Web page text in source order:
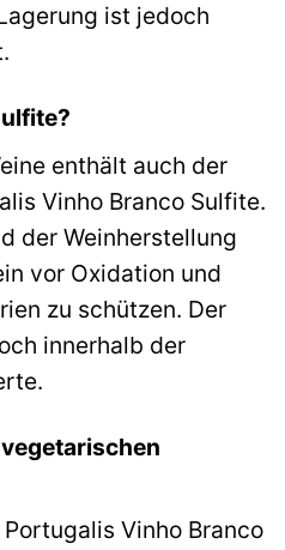
ist jedoch
enthält auch der
Vinho Branco Sulfite.
der Weinherstellung
vor Oxidation und
zu schützen. Der
innerhalb der
Vinho Branco